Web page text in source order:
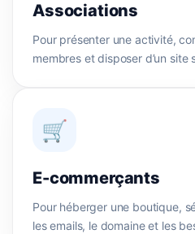
Associations
Pour présenter une activité,
membres et disposer d’un site
🛒
E-commerçants
Pour héberger une boutique,
les emails, le domaine et les